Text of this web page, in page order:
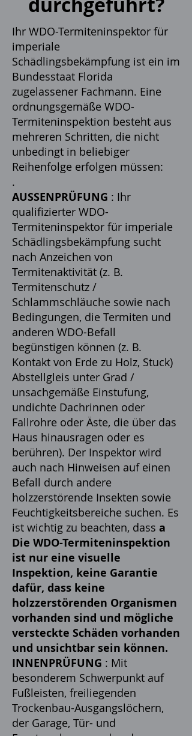
Ihr WDO-Termiteninspektor für
imperiale
Schädlingsbekämpfung ist ein im
Bundesstaat Florida
zugelassener Fachmann. Eine
ordnungsgemäße WDO-
Termiteninspektion besteht aus
mehreren Schritten, die nicht
unbedingt in beliebiger
Reihenfolge erfolgen müssen:
.
AUSSENPRÜFUNG : Ihr
qualifizierter WDO-
Termiteninspektor für imperiale
Schädlingsbekämpfung sucht
nach Anzeichen von
Termitenaktivität (z. B.
Termitenschutz /
Schlammschläuche sowie nach
Bedingungen, die Termiten und
anderen WDO-Befall
begünstigen können (z. B.
Kontakt von Erde zu Holz, Stuck)
Abstellgleis unter Grad /
unsachgemäße Einstufung,
undichte Dachrinnen oder
Fallrohre oder Äste, die über das
Haus hinausragen oder es
berühren). Der Inspektor wird
auch nach Hinweisen auf einen
Befall durch andere
holzzerstörende Insekten sowie
Feuchtigkeitsbereiche suchen. Es
ist wichtig zu beachten, dass a
Die WDO-Termiteninspektion
ist nur eine visuelle
Inspektion, keine Garantie
dafür, dass keine
holzzerstörenden Organismen
vorhanden sind und mögliche
versteckte Schäden vorhanden
und unsichtbar sein können.
INNENPRÜFUNG : Mit
besonderem Schwerpunkt auf
Fußleisten, freiliegenden
Trockenbau-Ausgangslöchern,
der Garage, Tür- und